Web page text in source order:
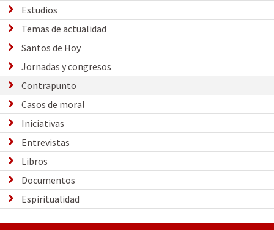
Estudios
Temas de actualidad
Santos de Hoy
Jornadas y congresos
Contrapunto
Casos de moral
Iniciativas
Entrevistas
Libros
Documentos
Espiritualidad